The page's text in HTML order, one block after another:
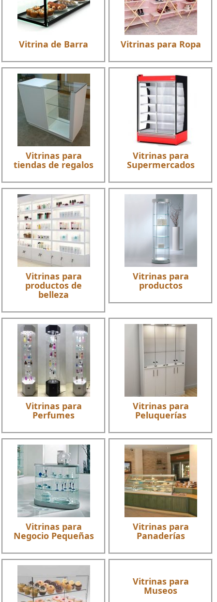
Vitrina de Barra Vitrinas para Ropa
Vitrinas para
tiendas de regalos
Vitrinas para
Supermercados
Vitrinas para
productos de
belleza
Vitrinas para
productos
Vitrinas para
Perfumes
Vitrinas para
Peluquerías
Vitrinas para
Negocio Pequeñas
Vitrinas para
Panaderías
Vitrinas para
Museos